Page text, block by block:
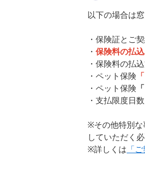
以下の場合は
・保険証とご
・ 保険料の払
・保険料の払
・ペット保険
・ペット保険
・支払限度日
※その他特別な
していただく
※詳しくは 「